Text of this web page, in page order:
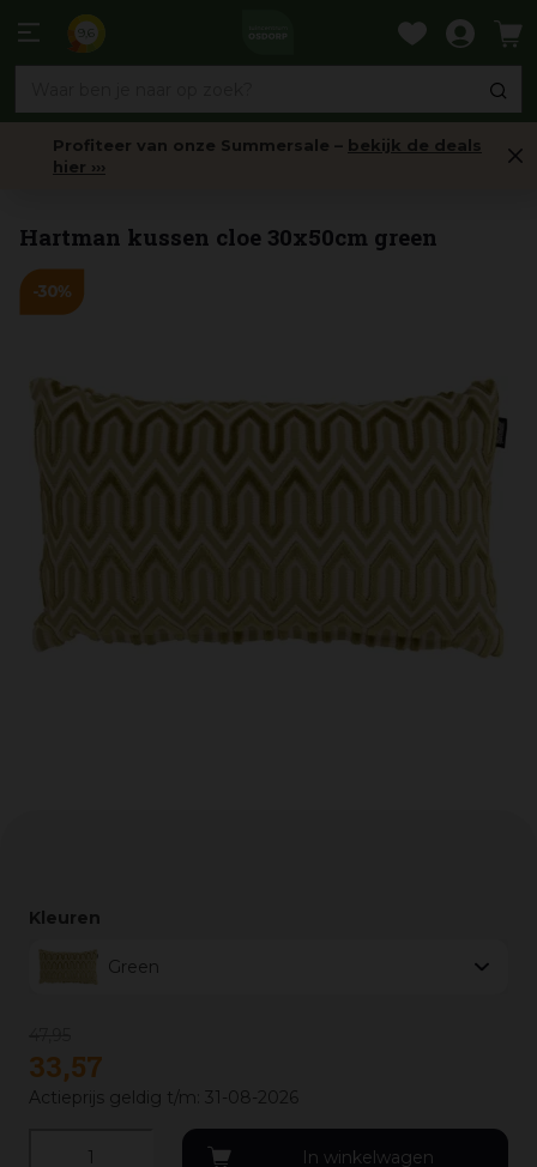
naar
Profiteer van onze Summersale – bekijk de deals
hier ›››
Hartman kussen cloe 30x50cm green
Kleuren
Green
33,57
Actieprijs geldig t/m: 31-08-2026